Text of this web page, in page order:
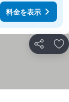
料金を表示
シェア お